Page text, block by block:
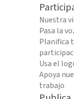
Nuestra
Pasa la
Planifica
Usa el
Apoya
trabajo